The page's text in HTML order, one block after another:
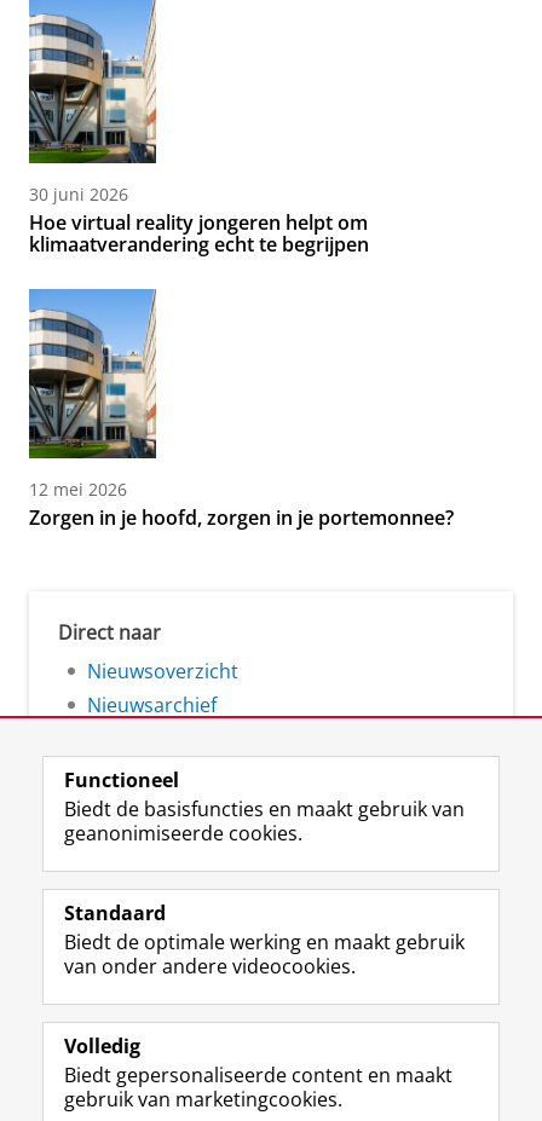
30 juni 2026
Hoe virtual reality jongeren helpt om
klimaatverandering echt te begrijpen
12 mei 2026
Zorgen in je hoofd, zorgen in je portemonnee?
Direct naar
Nieuwsoverzicht
Nieuwsarchief
Volg de RUG
F
a
e
b
o
p
a
L
i
k
e
I
-
p
R
S
-
f
e
R
I
n
t
r
m
Y
o
T
e
k
Studiekiezers
Alumni
Over ons
Functioneel
Biedt de basisfuncties en maakt gebruik van
geanonimiseerde cookies.
Standaard
Biedt de optimale werking en maakt gebruik
van onder andere videocookies.
Volledig
Biedt gepersonaliseerde content en maakt
gebruik van marketingcookies.